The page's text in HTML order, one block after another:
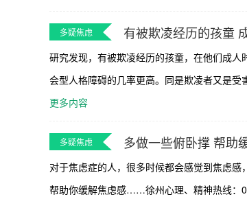
多疑焦虑 有被欺凌经历的孩童
研究发现，有被欺凌经历的孩童，在他们成
会型人格障碍的几率更高。同是欺凌者又是
更多内容
多疑焦虑 多做一些俯卧撑 帮助
对于焦虑症的人，很多时候都会感觉到焦虑
帮助你缓解焦虑感……徐州心理、精神热线：